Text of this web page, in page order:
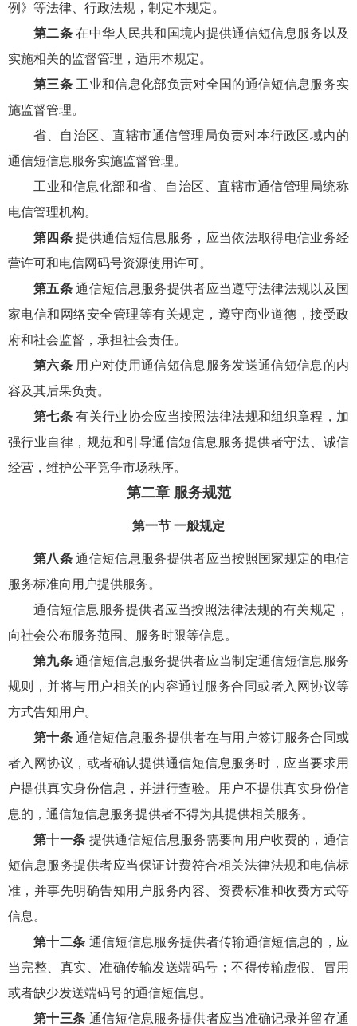
例》等法律、行政法规，制定本规定。
第二条 在中华人民共和国境内提供通信短信息服务以及
实施相关的监督管理，适用本规定。
第三条 工业和信息化部负责对全国的通信短信息服务实
施监督管理。
省、自治区、直辖市通信管理局负责对本行政区域内的
通信短信息服务实施监督管理。
工业和信息化部和省、自治区、直辖市通信管理局统称
电信管理机构。
第四条 提供通信短信息服务，应当依法取得电信业务经
营许可和电信网码号资源使用许可。
第五条 通信短信息服务提供者应当遵守法律法规以及国
家电信和网络安全管理等有关规定，遵守商业道德，接受政
府和社会监督，承担社会责任。
第六条 用户对使用通信短信息服务发送通信短信息的内
容及其后果负责。
第七条 有关行业协会应当按照法律法规和组织章程，加
强行业自律，规范和引导通信短信息服务提供者守法、诚信
经营，维护公平竞争市场秩序。
第二章 服务规范
第一节 一般规定
第八条 通信短信息服务提供者应当按照国家规定的电信
服务标准向用户提供服务。
通信短信息服务提供者应当按照法律法规的有关规定，
向社会公布服务范围、服务时限等信息。
第九条 通信短信息服务提供者应当制定通信短信息服务
规则，并将与用户相关的内容通过服务合同或者入网协议等
方式告知用户。
第十条 通信短信息服务提供者在与用户签订服务合同或
者入网协议，或者确认提供通信短信息服务时，应当要求用
户提供真实身份信息，并进行查验。用户不提供真实身份信
息的，通信短信息服务提供者不得为其提供相关服务。
第十一条 提供通信短信息服务需要向用户收费的，通信
短信息服务提供者应当保证计费符合相关法律法规和电信标
准，并事先明确告知用户服务内容、资费标准和收费方式等
信息。
第十二条 通信短信息服务提供者传输通信短信息的，应
当完整、真实、准确传输发送端码号；不得传输虚假、冒用
或者缺少发送端码号的通信短信息。
第十三条 通信短信息服务提供者应当准确记录并留存通